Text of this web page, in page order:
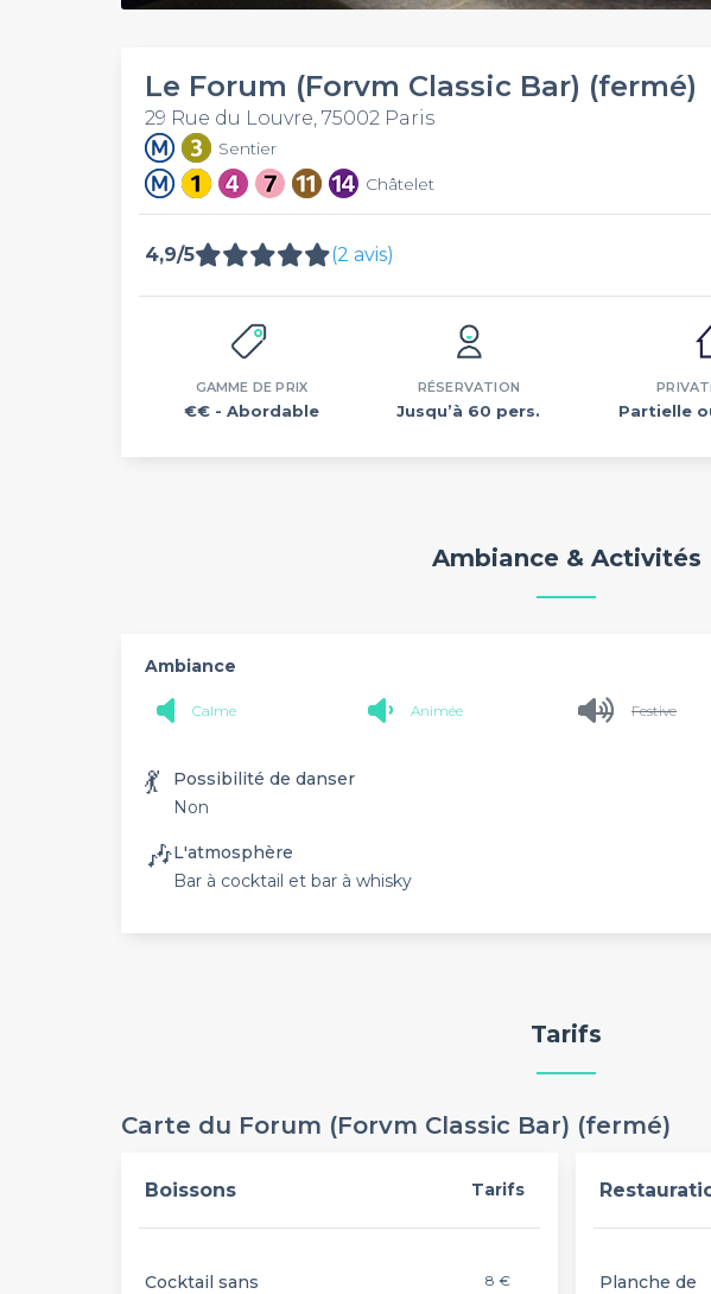
Le Forum (Forvm Classic Bar) (fermé)
29 Rue du Louvre, 75002 Paris
Sentier
Châtelet
4,9/5 (2 avis)
GAMME DE PRIX
€€ - Abordable
RÉSERVATION
Jusqu’à 60 pers. Partielle
Ambiance & Activités
Ambiance
Calme Animée Festive
💃
Possibilité de danser
Non
🎶L'atmosphère
Bar à cocktail et bar à whisky
Tarifs
Carte du Forum (Forvm Classic Bar) (fermé)
Boissons Tarifs
Cocktail sans
8 €
Planche de